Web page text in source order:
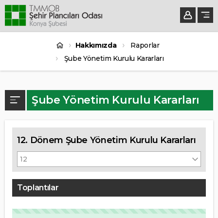
Hakkımızda
Raporlar
Şube Yönetim Kurulu Kararları
Şube Yönetim Kurulu Kararları
12. Dönem Şube Yönetim Kurulu Kararları
Toplantılar